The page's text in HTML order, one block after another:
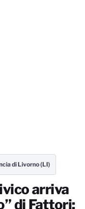
di Livorno (LI)
arriva
di Fattori: